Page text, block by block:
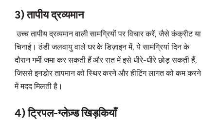
3) तापीय द्रव्यमान
उच्च तापीय द्रव्यमान वाली सामग्रियों पर विचार करें, जैसे कंक्रीट या
चिनाई। ठंडी जलवायु वाले घर के डिज़ाइन में, ये सामग्रियां दिन के
दौरान गर्मी जमा कर सकती हैं और रात में इसे धीरे-धीरे छोड़ सकती हैं,
जिससे इनडोर तापमान को स्थिर करने और हीटिंग लागत को कम करने
में मदद मिलती है।
4) ट्रिपल-ग्लेज़्ड खिड़कियाँ